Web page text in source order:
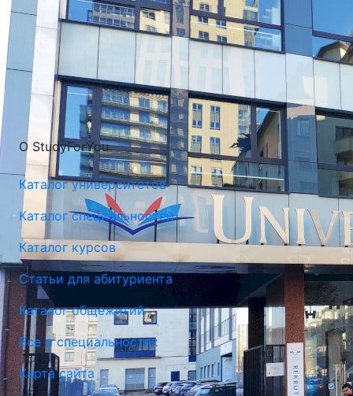
О StudyForYou
Каталог университетов
Каталог специальностей
Каталог курсов
Статьи для абитуриента
Каталог общежитий
Все о специальностях
Карта сайта